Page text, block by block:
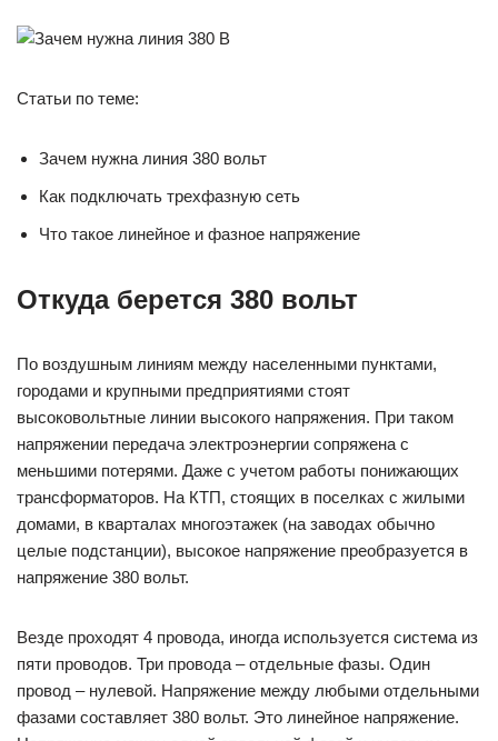
Статьи по теме:
Зачем нужна линия 380 вольт
Как подключать трехфазную сеть
Что такое линейное и фазное напряжение
Откуда берется 380 вольт
По воздушным линиям между населенными пунктами,
городами и крупными предприятиями стоят
высоковольтные линии высокого напряжения. При таком
напряжении передача электроэнергии сопряжена с
меньшими потерями. Даже с учетом работы понижающих
трансформаторов. На КТП, стоящих в поселках с жилыми
домами, в кварталах многоэтажек (на заводах обычно
целые подстанции), высокое напряжение преобразуется в
напряжение 380 вольт.
Везде проходят 4 провода, иногда используется система из
пяти проводов. Три провода – отдельные фазы. Один
провод – нулевой. Напряжение между любыми отдельными
фазами составляет 380 вольт. Это линейное напряжение.